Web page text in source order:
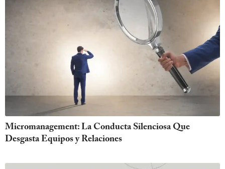
Micromanagement: La Conducta Silenciosa Que
Desgasta Equipos y Relaciones